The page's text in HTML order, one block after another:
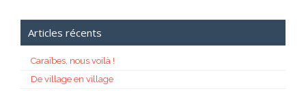
Articles récents
Caraïbes, nous voilà !
De village en village